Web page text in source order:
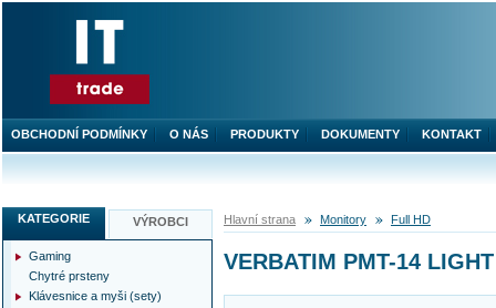
Hlavní strana Monitory Full HD
VERBATIM PMT-14
KATEGORIE VÝROBCI
Gaming
Chytré prsteny
Klávesnice a myši (sety)
OBCHODNÍ PODMÍNKY O NÁS PRODUKTY DOKUMENTY KONTAKT